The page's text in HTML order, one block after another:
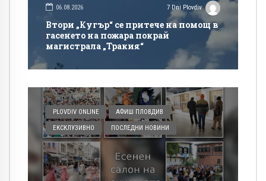
06.08.2026 7 Dni Plovdiv
Втори „Кугър“ се притече на помощ в
гасенето на пожара покрай
магистрала „Тракия“
PLOVDIV ONLINE АФИШ ПЛОВДИВ
ЕКСКЛУЗИВНО ПОСЛЕДНИ НОВИНИ